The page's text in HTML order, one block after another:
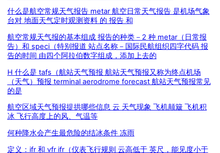
什么是航空常规天气报告 metar 航空日常天气报告 是机场气象
台对 地面天气定时观测资料 的 报告 和
航空常规天气报的基本组成 报告的种类－2 种 metar（日常报
告）和 speci（特别报道 站点名称－国际民航组织四字代码 报
告的时间 由四个阿拉伯数字组成，添加上去的
H 什么是 tafs（航站天气预报 航站天气预报又称为终点机场
（天气）预报 terminal aerodrome forecast 航站天气预报常见
的是
航空区域天气预报提拱哪些信息 云 天气现象 飞机颠簸 飞机积
冰 飞行高度上的风、气温等
何种降水会产生最危险的结冰条件 冻雨
定义：ifr 和 vfr ifr（仪表飞行规则 云高低于 英尺，能见度小于